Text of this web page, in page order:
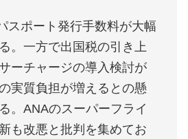
スポート発行手数料が大幅
。一方で出国税の引き上
ーチャージの導入検討が
実質負担が増えるとの懸
。ANAのスーパーフライ
も改悪と批判を集めてお